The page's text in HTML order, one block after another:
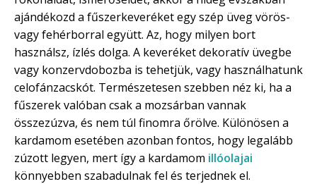
ajándékozd a fűszerkeveréket egy szép üveg vörös-
vagy fehérborral együtt. Az, hogy milyen bort
használsz, ízlés dolga. A keveréket dekoratív üvegbe
vagy konzervdobozba is tehetjük, vagy használhatunk
celofánzacskót. Természetesen szebben néz ki, ha a
fűszerek valóban csak a mozsárban vannak
összezúzva, és nem túl finomra őrölve. Különösen a
kardamom esetében azonban fontos, hogy legalább
zúzott legyen, mert így a kardamom illóolajai
könnyebben szabadulnak fel és terjednek el.